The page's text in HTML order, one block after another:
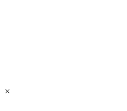
×